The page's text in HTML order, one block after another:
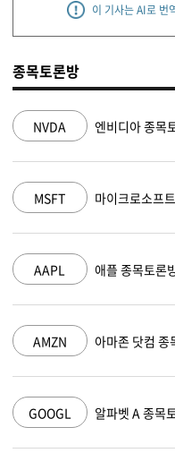
이 기사는 AI로 번
종목토론방
NVDA 엔비디아 종목
MSFT 마이크로소프
AAPL 애플 종목토론
AMZN 아마존 닷컴 종
GOOGL 알파벳 A 종목